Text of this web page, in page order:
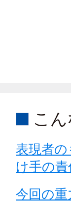
こ
表現者
け手の責
今回の